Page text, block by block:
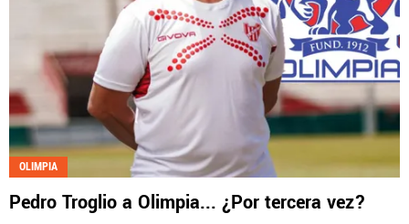
OLIMPIA
Pedro Troglio a Olimpia... ¿Por tercera vez?